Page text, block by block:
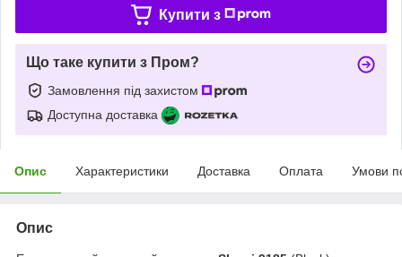
Купити з
Що таке купити з Пром?
Замовлення під захистом
Доступна доставка
Опис Характеристики Доставка Оплата Умови
Опис